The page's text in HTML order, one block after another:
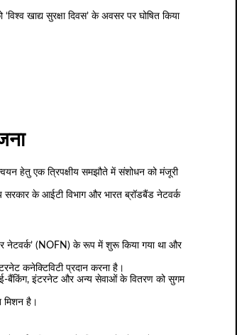
खाद्य सुरक्षा दिवस’ के अवसर पर घोषित किया
हेतु एक त्रिपक्षीय समझौते में संशोधन को मंजूरी
सरकार के आईटी विभाग और भारत ब्रॉडबैंड नेटवर्क
नेटवर्क’ (NOFN) के रूप में शुरू किया गया था और
कनेक्टिविटी प्रदान करना है।
ई-बैंकिंग, इंटरनेट और अन्य सेवाओं के वितरण को सुगम
मिशन है।